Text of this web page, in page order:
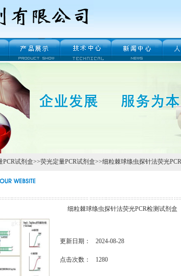
PCR试剂盒>>荧光定量PCR试剂盒>>细粒棘球绦虫探针法荧光
细粒棘球绦虫探针法荧光PCR检测试剂盒
更新日期： 2024-08-28
点击次数： 1280